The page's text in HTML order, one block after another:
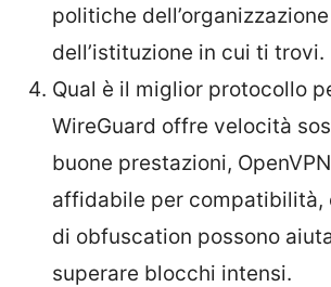
politiche
dell’istituzione in cui ti trovi.
Qual è il miglior protocollo
WireGuard offre velocità
buone prestazioni,
affidabile per compatibilità,
di obfuscation possono
superare blocchi intensi.